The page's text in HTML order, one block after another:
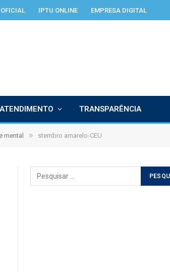
IPTU ONLINE EMPRESA DIGITAL
ATENDIMENTO TRANSPARÊNCIA
mental » stembro amarelo-CEU